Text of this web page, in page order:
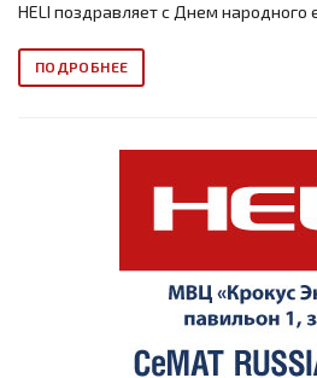
HELI поздравляет с Днем народного
ПОДРОБНЕЕ